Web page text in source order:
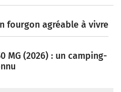
fourgon agréable à vivre
MG (2026) : un camping-